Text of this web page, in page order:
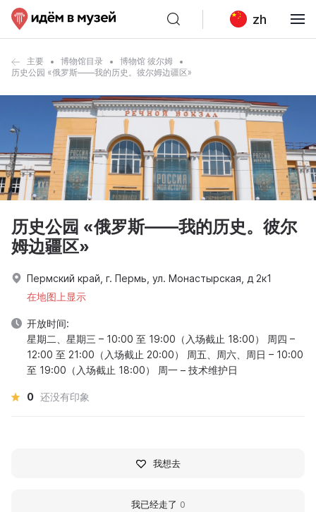
zh
主要 博物馆目录
博物馆 彼尔姆
历史公园 «俄罗斯——我的历史。彼尔姆边疆区»
历史公园 «俄罗斯——我的历史。彼尔
姆边疆区»
Пермский край, г. Пермь, ул. Монастырская, д 2к1
在地图上显示
开放时间:
星期二、星期三 – 10:00 至 19:00（入场截止 18:00） 周四 –
12:00 至 21:00（入场截止 20:00） 周五、周六、周日 – 10:00
至 19:00（入场截止 18:00） 周一 – 技术维护日
0 还没有印象
我想去
我已经走了 0